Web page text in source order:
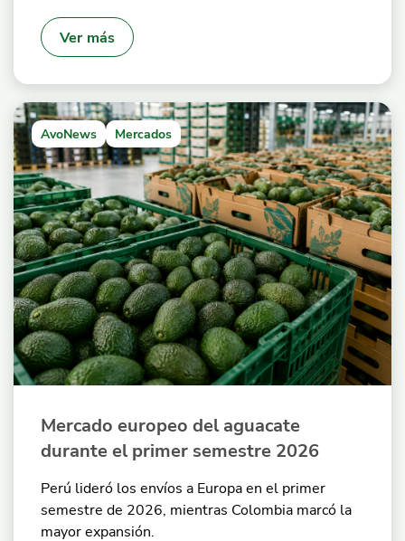
Ver más
AvoNews Mercados
Mercado europeo del aguacate
durante el primer semestre 2026
Perú lideró los envíos a Europa en el primer
semestre de 2026, mientras Colombia marcó la
mayor expansión.